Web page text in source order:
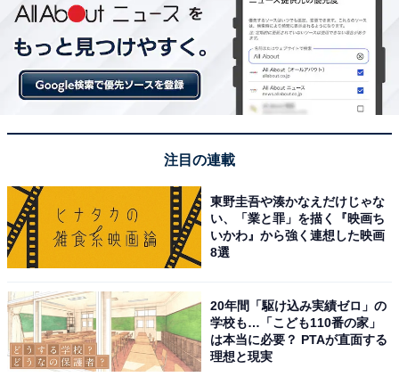
須雲川のせせらぎを聴きながら入る露天風呂が最高
スタッフの対応が親切で温かいおもてなしに満足
注目の連載
東野圭吾や湊かなえだけじゃな
い、「業と罪」を描く『映画ち
いかわ』から強く連想した映画
8選
20年間「駆け込み実績ゼロ」の
学校も…「こども110番の家」
は本当に必要？ PTAが直面する
理想と現実